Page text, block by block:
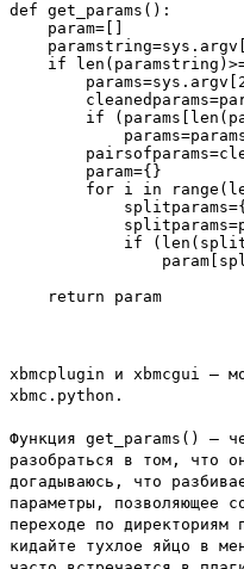
def get_params():
    param=[]
if
if
        param={}
for i in
if
xbmcplugin и xbmcgui –
xbmc.python.
Функция get_params()
–
разобраться в том, что
догадываюсь, что
параметры, позволяющее
переходе по
кидайте тухлое яйцо в